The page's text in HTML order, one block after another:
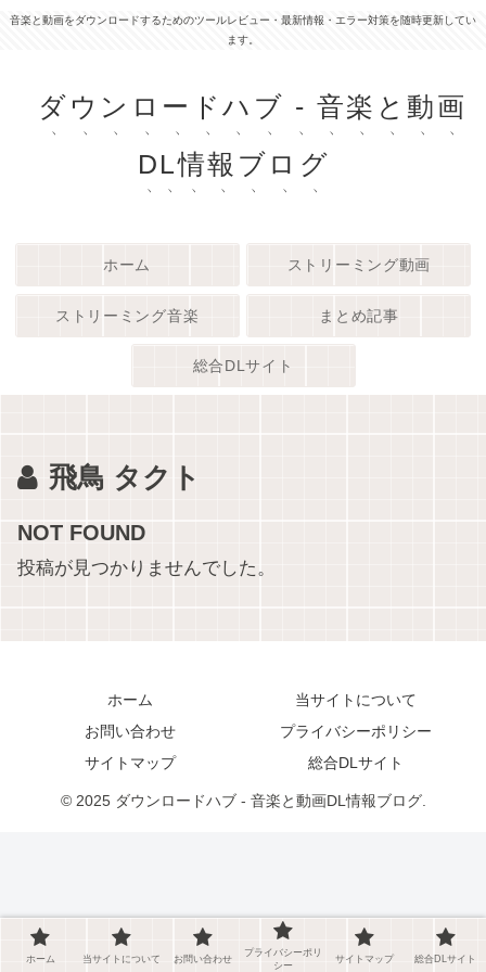
音楽と動画をダウンロードするためのツールレビュー・最新情報・エラー対策を随時更新してい
ます。
ダウンロードハブ - 音楽と動画
DL情報ブログ
ホーム ストリーミング動画
ストリーミング音楽 まとめ記事
総合DLサイト
飛鳥 タクト
NOT FOUND
投稿が見つかりませんでした。
ホーム
当サイトについて
お問い合わせ
プライバシーポリシー
サイトマップ
総合DLサイト
© 2025 ダウンロードハブ - 音楽と動画DL情報ブログ.
ホーム 当サイトについて お問い合わせ
プライバシーポリ
シー
サイトマップ 総合DLサイト